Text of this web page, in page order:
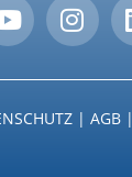
| AGB |